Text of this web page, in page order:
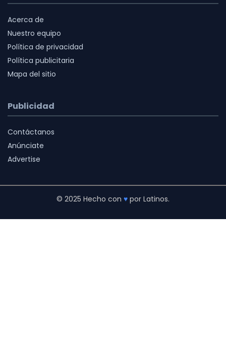
Acerca de
Nuestro equipo
Política de privacidad
Política publicitaria
Mapa del sitio
Publicidad
Contáctanos
Anúnciate
Advertise
© 2025 Hecho con ♥ por Latinos.